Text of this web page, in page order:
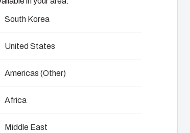
NOT SET(Change)
zu reibungsloser Logistik
South Korea
United States
Americas (Other)
Africa
Middle East
Lösungen erfüllen international